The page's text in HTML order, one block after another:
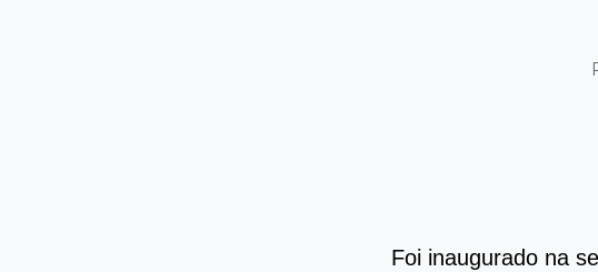
Foi inaugurado na